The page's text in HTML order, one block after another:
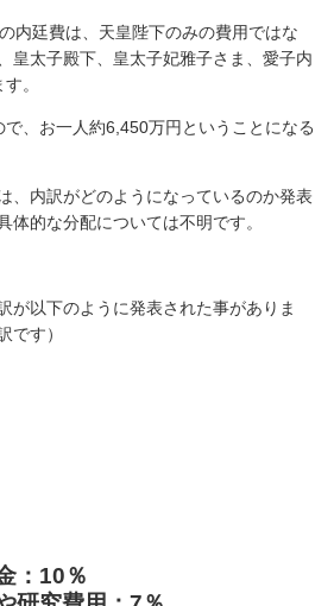
内廷費は、天皇陛下のみの費用ではな
皇太子殿下、皇太子妃雅子さま、愛子内
。
で、お一人約6,450万円ということになる
、内訳がどのようになっているのか発表
体的な分配については不明です。
が以下のように発表された事がありま
です）
：10％